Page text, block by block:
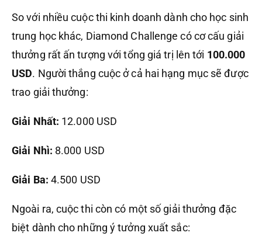
So với nhiều cuộc thi kinh doanh dành cho học sinh
trung học khác, Diamond Challenge có cơ cấu giải
thưởng rất ấn tượng với tổng giá trị lên tới 100.000
USD. Người thắng cuộc ở cả hai hạng mục sẽ được
trao giải thưởng:
Giải Nhất: 12.000 USD
Giải Nhì: 8.000 USD
Giải Ba: 4.500 USD
Ngoài ra, cuộc thi còn có một số giải thưởng đặc
biệt dành cho những ý tưởng xuất sắc: